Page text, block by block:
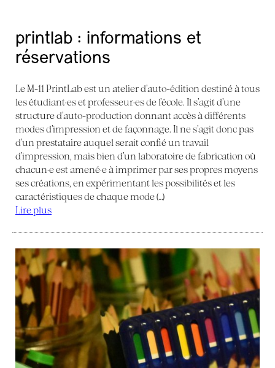
printlab : informations et
réservations
Le M-11 PrintLab est un atelier d’auto-édition destiné à tous
les étudiant·es et professeur·es de l’école. Il s’agit d’une
structure d’auto-production donnant accès à différents
modes d’impression et de façonnage. Il ne s’agit donc pas
d’un prestataire auquel serait confié un travail
d’impression, mais bien d’un laboratoire de fabrication où
chacun·e est amené·e à imprimer par ses propres moyens
ses créations, en expérimentant les possibilités et les
caractéristiques de chaque mode (…)
Lire plus